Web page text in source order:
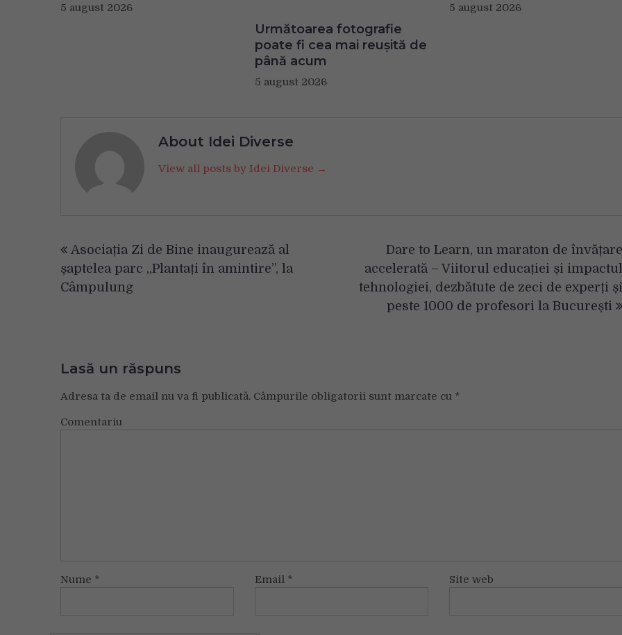
5 august 2026
Următoarea fotografie
poate fi cea mai reușită de
până acum
5 august 2026
5 august 2026
About Idei Diverse
View all posts by Idei Diverse →
în
articole
Asociația Zi de Bine inaugurează al
șaptelea parc „Plantați în amintire”, la
Câmpulung
Dare to Learn, un maraton de învățare
accelerată – Viitorul educației și impactul
tehnologiei, dezbătute de zeci de experți și
peste 1000 de profesori la București
Lasă un răspuns
Adresa ta de email nu va fi publicată. Câmpurile obligatorii sunt marcate cu *
Comentariu
Nume * Email * Site web